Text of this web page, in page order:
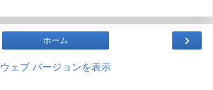
›
ホーム
ウェブ バージョンを表示